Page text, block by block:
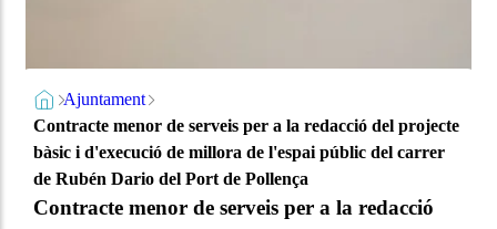
Ajuntament
Contracte menor de serveis per a la redacció del projecte
bàsic i d'execució de millora de l'espai públic del carrer
de Rubén Dario del Port de Pollença
Contracte menor de serveis per a la redacció